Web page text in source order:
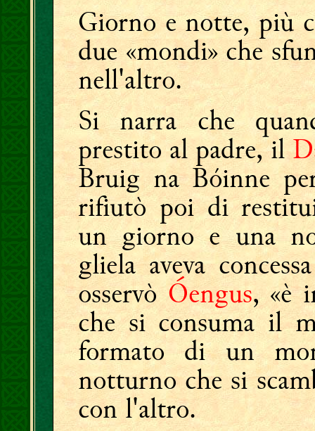
Giorno e notte, più
due «mondi» che
nell'altro.
Si narra che
prestito al padre, il
Bruig na Bóinne
rifiutò poi di
un giorno e una
gliela aveva
osservò Óengus, «è
che si consuma il
formato di un
notturno che si
con l'altro.